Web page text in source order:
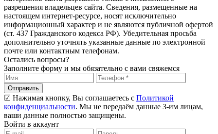
разрешения владельцев сайта. Сведения, размещенные на
настоящем интернет-ресурсе, носят исключительно
информационный характер и не являются публичной офертой
(ст. 437 Гражданского кодекса РФ). Убедительная просьба
дополнительно уточнять указанные данные по электронной
почте или контактным телефонам.
Остались вопросы?
Заполните форму и мы обязательно с вами свяжемся
Отправить
☑ Нажимая кнопку, Вы соглашаетесь с Политикой
конфиденциальности. Мы не передаём данные 3-им лицам,
ваши данные полностью защищены.
Войти в аккаунт